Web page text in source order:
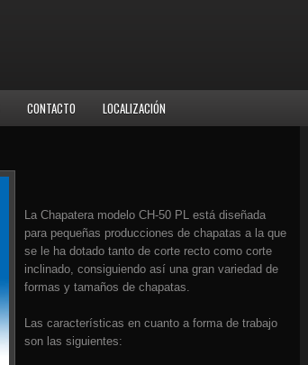
CONTACTO LOCALIZACIÓN
La Chapatera modelo CH-50 PL está diseñada
para pequeñas producciones de chapatas a la que
se le ha dotado tanto de corte recto como corte
inclinado, consiguiendo así una gran variedad de
formas y tamaños de chapatas.
Las características en cuanto a forma de trabajo
son las siguientes: